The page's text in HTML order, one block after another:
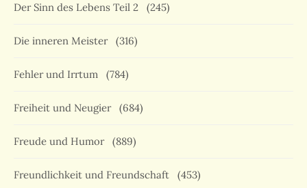
Der Sinn des Lebens Teil 2 (245)
Die inneren Meister (316)
Fehler und Irrtum (784)
Freiheit und Neugier (684)
Freude und Humor (889)
Freundlichkeit und Freundschaft (453)